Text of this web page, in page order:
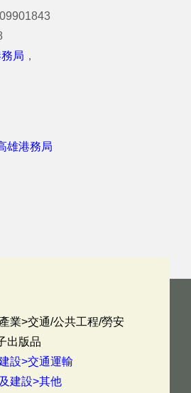
局 ，
雄港務局
業>交通/公共工程/勞安
出版品
設>交通運輸
建設>其他